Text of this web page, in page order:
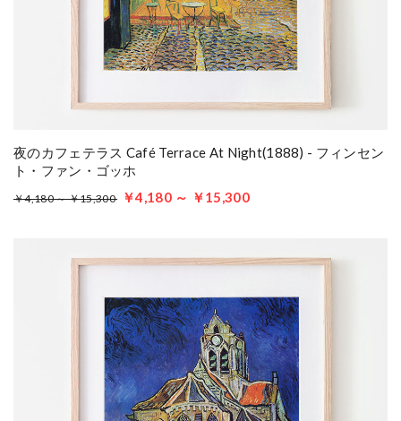
夜のカフェテラス Café Terrace At Night(1888) - フィンセン
ト・ファン・ゴッホ
￥4,180 ～ ￥15,300 ￥4,180 ～ ￥15,300